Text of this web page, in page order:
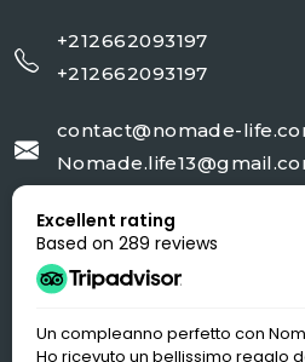
+212662093197
+212662093197
contact@nomade-
NR 02 rue 20 AV Moulay
Errachidia
Excellent rating
Based on 289 reviews
Un compleanno perfetto con
Ho ricevuto un bellissimo regalo